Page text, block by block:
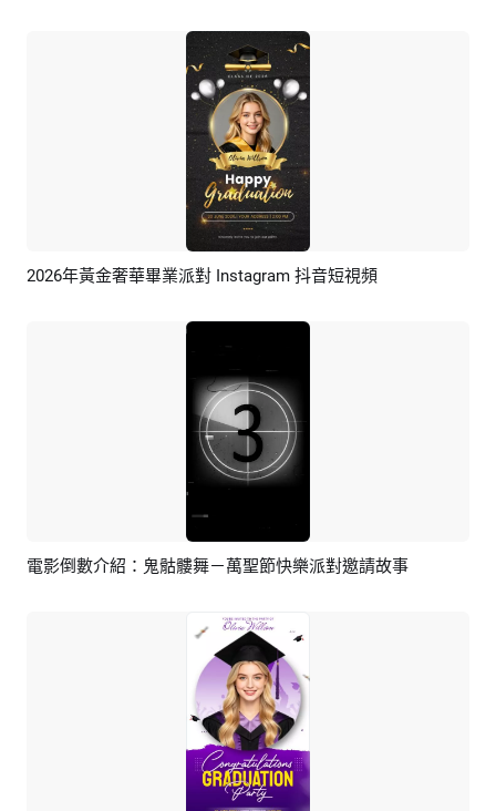
預覽 AI剪同款
2026年黃金奢華畢業派對 Instagram 抖音短視頻
預覽 AI剪同款
電影倒數介紹：鬼骷髏舞－萬聖節快樂派對邀請故事